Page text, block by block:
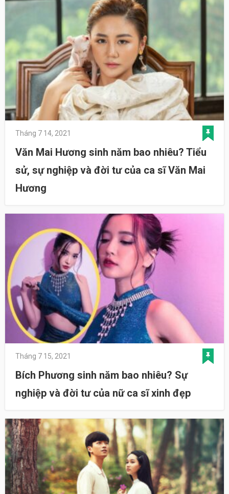
Tháng 7 14, 2021
Văn Mai Hương sinh năm bao nhiêu? Tiểu
sử, sự nghiệp và đời tư của ca sĩ Văn Mai
Hương
Tháng 7 15, 2021
Bích Phương sinh năm bao nhiêu? Sự
nghiệp và đời tư của nữ ca sĩ xinh đẹp